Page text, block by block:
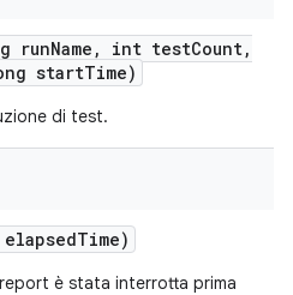
runName , int testCount,
startTime)
di test.
Time)
è stata interrotta prima